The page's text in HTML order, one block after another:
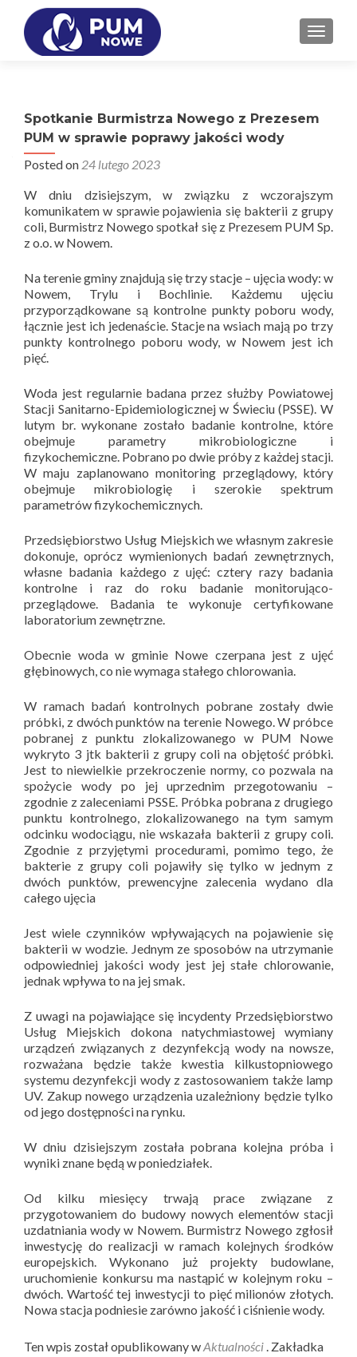
Spotkanie Burmistrza Nowego z Prezesem
PUM w sprawie poprawy jakości wody
Posted on 24 lutego 2023
W dniu dzisiejszym, w związku z wczorajszym
komunikatem w sprawie pojawienia się bakterii z grupy
coli, Burmistrz Nowego spotkał się z Prezesem PUM Sp.
z o.o. w Nowem.
Na terenie gminy znajdują się trzy stacje – ujęcia wody: w
Nowem, Trylu i Bochlinie. Każdemu ujęciu
przyporządkowane są kontrolne punkty poboru wody,
łącznie jest ich jedenaście. Stacje na wsiach mają po trzy
punkty kontrolnego poboru wody, w Nowem jest ich
pięć.
Woda jest regularnie badana przez służby Powiatowej
Stacji Sanitarno-Epidemiologicznej w Świeciu (PSSE). W
lutym br. wykonane zostało badanie kontrolne, które
obejmuje parametry mikrobiologiczne i
fizykochemiczne. Pobrano po dwie próby z każdej stacji.
W maju zaplanowano monitoring przeglądowy, który
obejmuje mikrobiologię i szerokie spektrum
parametrów fizykochemicznych.
Przedsiębiorstwo Usług Miejskich we własnym zakresie
dokonuje, oprócz wymienionych badań zewnętrznych,
własne badania każdego z ujęć: cztery razy badania
kontrolne i raz do roku badanie monitorująco-
przeglądowe. Badania te wykonuje certyfikowane
laboratorium zewnętrzne.
Obecnie woda w gminie Nowe czerpana jest z ujęć
głębinowych, co nie wymaga stałego chlorowania.
W ramach badań kontrolnych pobrane zostały dwie
próbki, z dwóch punktów na terenie Nowego. W próbce
pobranej z punktu zlokalizowanego w PUM Nowe
wykryto 3 jtk bakterii z grupy coli na objętość próbki.
Jest to niewielkie przekroczenie normy, co pozwala na
spożycie wody po jej uprzednim przegotowaniu –
zgodnie z zaleceniami PSSE. Próbka pobrana z drugiego
punktu kontrolnego, zlokalizowanego na tym samym
odcinku wodociągu, nie wskazała bakterii z grupy coli.
Zgodnie z przyjętymi procedurami, pomimo tego, że
bakterie z grupy coli pojawiły się tylko w jednym z
dwóch punktów, prewencyjne zalecenia wydano dla
całego ujęcia
Jest wiele czynników wpływających na pojawienie się
bakterii w wodzie. Jednym ze sposobów na utrzymanie
odpowiedniej jakości wody jest jej stałe chlorowanie,
jednak wpływa to na jej smak.
Z uwagi na pojawiające się incydenty Przedsiębiorstwo
Usług Miejskich dokona natychmiastowej wymiany
urządzeń związanych z dezynfekcją wody na nowsze,
rozważana będzie także kwestia kilkustopniowego
systemu dezynfekcji wody z zastosowaniem także lamp
UV. Zakup nowego urządzenia uzależniony będzie tylko
od jego dostępności na rynku.
W dniu dzisiejszym została pobrana kolejna próba i
wyniki znane będą w poniedziałek.
Od kilku miesięcy trwają prace związane z
przygotowaniem do budowy nowych elementów stacji
uzdatniania wody w Nowem. Burmistrz Nowego zgłosił
inwestycję do realizacji w ramach kolejnych środków
europejskich. Wykonano już projekty budowlane,
uruchomienie konkursu ma nastąpić w kolejnym roku –
dwóch. Wartość tej inwestycji to pięć milionów złotych.
Nowa stacja podniesie zarówno jakość i ciśnienie wody.
Ten wpis został opublikowany wAktualności . Zakładka